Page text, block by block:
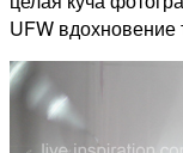
UFW